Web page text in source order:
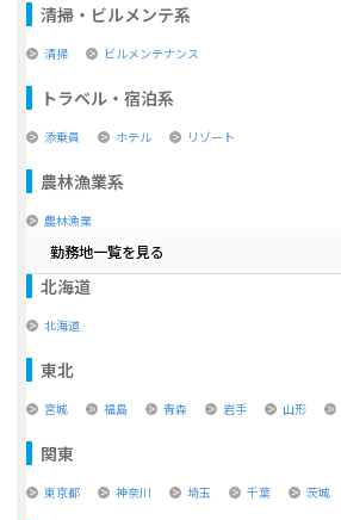
清掃・ビルメンテ系
清掃 ビルメンテナンス
トラベル・宿泊系
添乗員 ホテル リゾート
農林漁業系
農林漁業
勤務地一覧を見る
北海道
北海道
東北
宮城 福島 青森 岩手 山形
関東
東京都 神奈川 埼玉 千葉 茨城